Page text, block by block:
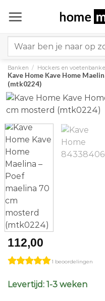
naar
for:
Banken / Hockers en
Kave Home Kave Home
(mtk0224)
112,00
1 beoordelingen
Levertijd: 1-3 weken